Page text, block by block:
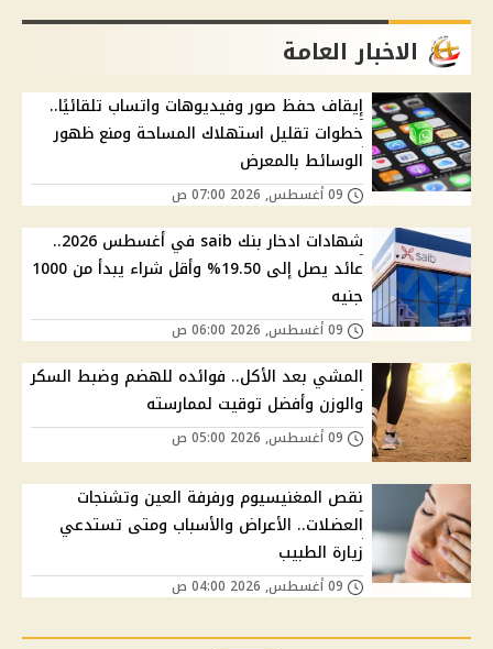
الاخبار العامة
إيقاف حفظ صور وفيديوهات واتساب تلقائيًا..
خطوات تقليل استهلاك المساحة ومنع ظهور
الوسائط بالمعرض
شهادات ادخار بنك saib في أغسطس 2026..
عائد يصل إلى 19.50% وأقل شراء يبدأ من 1000
جنيه
المشي بعد الأكل.. فوائده للهضم وضبط السكر
والوزن وأفضل توقيت لممارسته
نقص المغنيسيوم ورفرفة العين وتشنجات
العضلات.. الأعراض والأسباب ومتى تستدعي
زيارة الطبيب